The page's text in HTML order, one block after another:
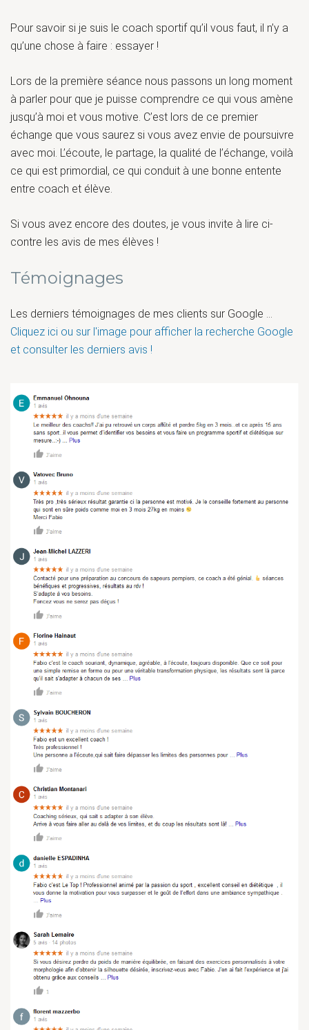
Pour savoir si je suis le coach sportif qu’il vous faut, il n’y a
qu’une chose à faire : essayer !
Lors de la première séance nous passons un long moment
à parler pour que je puisse comprendre ce qui vous amène
jusqu’à moi et vous motive. C’est lors de ce premier
échange que vous saurez si vous avez envie de poursuivre
avec moi. L’écoute, le partage, la qualité de l’échange, voilà
ce qui est primordial, ce qui conduit à une bonne entente
entre coach et élève.
Si vous avez encore des doutes, je vous invite à lire ci-
contre les avis de mes élèves !
Témoignages
Les derniers témoignages de mes clients sur Google ...
Cliquez ici ou sur l'image pour afficher la recherche Google
et consulter les derniers avis !